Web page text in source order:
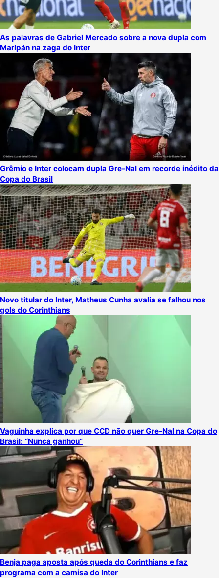
As palavras de Gabriel Mercado sobre a nova dupla com
Maripán na zaga do Inter
Grêmio e Inter colocam dupla Gre-Nal em recorde inédito da
Copa do Brasil
Novo titular do Inter, Matheus Cunha avalia se falhou nos
gols do Corinthians
Vaguinha explica por que CCD não quer Gre-Nal na Copa do
Brasil: “Nunca ganhou”
Benja paga aposta após queda do Corinthians e faz
programa com a camisa do Inter